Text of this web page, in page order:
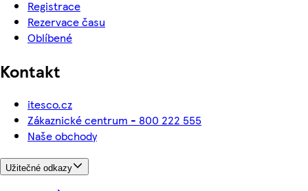
Registrace
Rezervace času
Oblíbené
Kontakt
itesco.cz
Zákaznické centrum - 800 222 555
Naše obchody
Užitečné odkazy